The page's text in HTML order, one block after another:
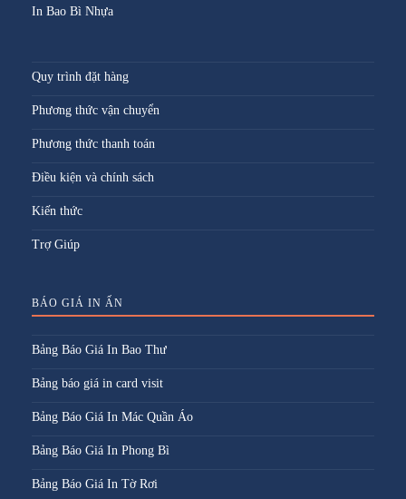
In Bao Bì Nhựa
Quy trình đặt hàng
Phương thức vận chuyển
Phương thức thanh toán
Điều kiện và chính sách
Kiến thức
Trợ Giúp
BÁO GIÁ IN ẤN
Bảng Báo Giá In Bao Thư
Bảng báo giá in card visit
Bảng Báo Giá In Mác Quần Áo
Bảng Báo Giá In Phong Bì
Bảng Báo Giá In Tờ Rơi